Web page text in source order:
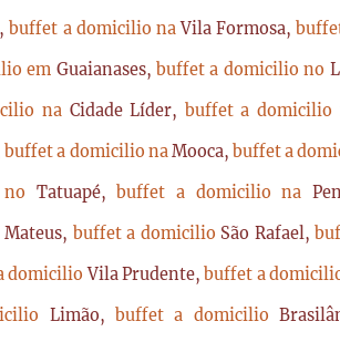
buffet a domicilio naVila Formosa,
em Guaianases,buffet a domicilio no
na Cidade Líder, buffet a
buffet a domicilio naMooca,buffet a
Tatuapé,buffet a domicilio na
Mateus, buffet a domicilio São Rafael,
domicilioVila Prudente,buffet a
Limão,buffet a domicilio